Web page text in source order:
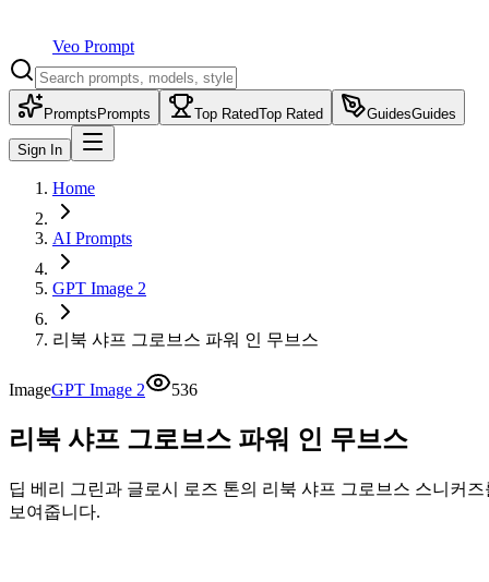
Veo Prompt
Prompts Prompts Top RatedTop Rated GuidesGuides
Sign In
Home
AI Prompts
GPT Image 2
리북 샤프 그로브스 파워 인 무브스
ImageGPT Image 2 536
리북 샤프 그로브스 파워 인 무브스
딥 베리 그린과 글로시 로즈 톤의 리북 샤프 그로브스 스니커
보여줍니다.